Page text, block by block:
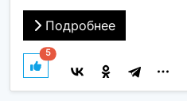
Подробнее
5